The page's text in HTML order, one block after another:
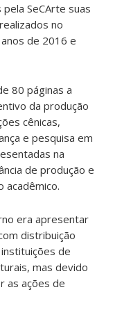
SeCArte suas
no
de 2016 e
80 páginas a
da produção
cênicas,
e pesquisa em
na
de produção e
acadêmico.
era apresentar
distribuição
de
mas devido
as ações de